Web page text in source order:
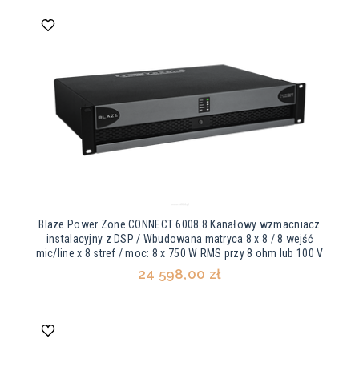
Blaze Power Zone CONNECT 6008 8 Kanałowy wzmacniacz
instalacyjny z DSP / Wbudowana matryca 8 x 8 / 8 wejść
mic/line x 8 stref / moc: 8 x 750 W RMS przy 8 ohm lub 100 V
24 598,00 zł